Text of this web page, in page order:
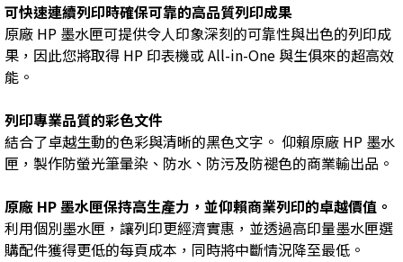
可快速連續列印時確保可靠的高品質列印成果
原廠 HP 墨水匣可提供令人印象深刻的可靠性與出色的列印成
果，因此您將取得 HP 印表機或 All-in-One 與生俱來的超高效
能。
列印專業品質的彩色文件
結合了卓越生動的色彩與清晰的黑色文字。 仰賴原廠 HP 墨水
匣，製作防螢光筆暈染、防水、防污及防褪色的商業輸出品。
原廠 HP 墨水匣保持高生產力，並仰賴商業列印的卓越價值。
利用個別墨水匣，讓列印更經濟實惠，並透過高印量墨水匣選
購配件獲得更低的每頁成本，同時將中斷情況降至最低。